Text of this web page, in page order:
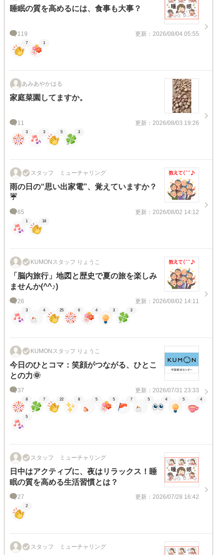
睡眠の質を高めるには、食事も大事？
119 更新：2026/08/04 05:55
7 1
あみあやかはる
家庭菜園してますか。
11 更新：2026/08/03 19:26
3 3 5 3
スタッフ ミューチャリング
雨の日の“思い出家電”、覚えていますか？
☔
65 更新：2026/08/02 14:12
1 18
KUMONスタッフ りょうこ
「脳内旅行」地図と歴史で夏の旅を楽しみ
ませんか(^^♪)
26 更新：2026/08/02 14:11
3 4 25 6 4 3 3
KUMONスタッフ りょうこ
今日のひとコマ：笑顔がつながる、ひとこ
との力🌞
37 更新：2026/07/31 23:33
8 7 22 8 5 5 7 5 4 5 4
5
スタッフ ミューチャリング
日中はアクティブに、夜はリラックス！睡
眠の質を高める生活習慣とは？
27 更新：2026/07/28 16:42
2
スタッフ ミューチャリング